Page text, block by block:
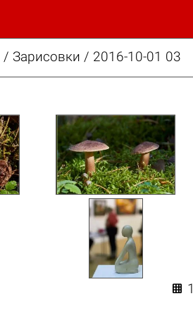
/ Зарисовки / 2016-10-01 03
